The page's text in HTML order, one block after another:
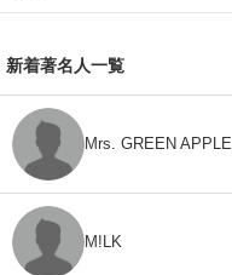
新着著名人一覧
Mrs. GREEN APPLE
M!LK